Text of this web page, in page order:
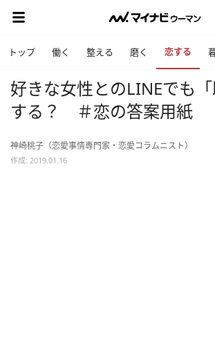
トップ 働く 整える 磨く 恋する
好きな女性とのLINEでも「
する？ ＃恋の答案用紙
神崎桃子（恋愛事情専門家・恋愛コラムニスト）
作成: 2019.01.16